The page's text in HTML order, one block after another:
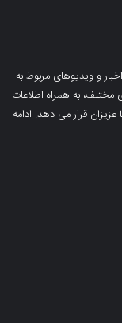
و ویدیوهای مربوط به
مختلف، به همراه اطلاعات
عزیزان قرار می دهد. ادامه